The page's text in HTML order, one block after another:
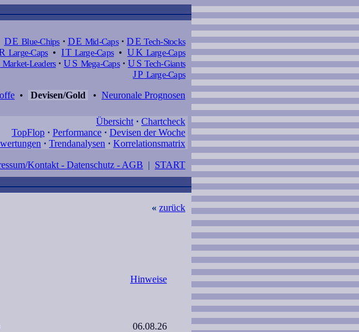
DE Blue-Chips · DE Mid-Caps · DE Tech-Stocks
Large-Caps•IT Large-Caps•UK Large-Caps
Market-Leaders · US Mega-Caps · US Tech-Giants
JP Large-Caps
• Devisen/Gold • Neuronale Prognosen
Übersicht · Chartcheck
TopFlop · Performance · Devisen der Woche
· Trendanalysen · Korrelationsmatrix
« zurück
Kontakt - Datenschutz - AGB | START
Hinweise
06.08.26